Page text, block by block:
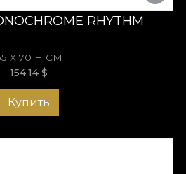
RHYTHM
X 70 H СМ
154,14 $
Купить